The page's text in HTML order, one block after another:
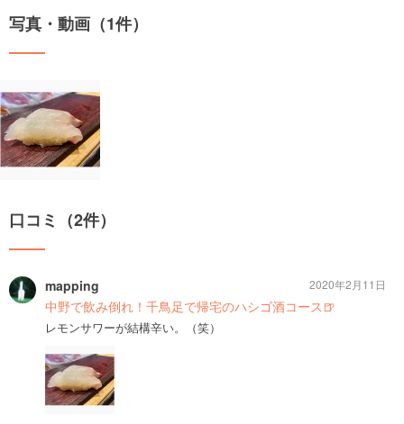
写真・動画（1件）
口コミ（2件）
mapping
中野で飲み倒れ！千鳥足で帰宅のハシゴ酒コース🍺
レモンサワーが結構辛い。（笑）
2020年2月11日